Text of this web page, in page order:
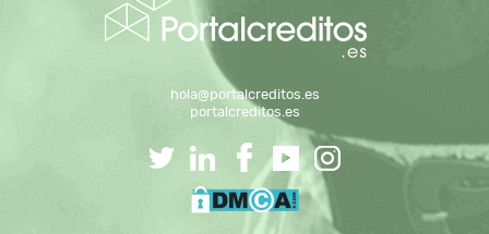
hola@portalcreditos.es
portalcreditos.es